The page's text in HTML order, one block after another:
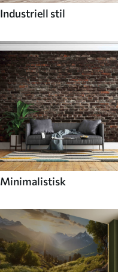
Industriell stil
Minimalistisk